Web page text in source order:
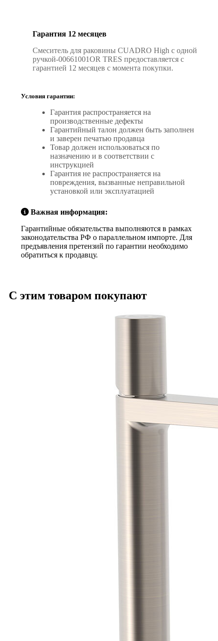
Гарантия 12 месяцев
Смеситель для раковины CUADRO High с одной
ручкой-00661001OR TRES предоставляется с
гарантией 12 месяцев с момента покупки.
Условия гарантии:
Гарантия распространяется на
производственные дефекты
Гарантийный талон должен быть заполнен
и заверен печатью продавца
Товар должен использоваться по
назначению и в соответствии с
инструкцией
Гарантия не распространяется на
повреждения, вызванные неправильной
установкой или эксплуатацией
Важная информация:
Гарантийные обязательства выполняются в рамках
законодательства РФ о параллельном импорте. Для
предъявления претензий по гарантии необходимо
обратиться к продавцу.
С этим товаром покупают